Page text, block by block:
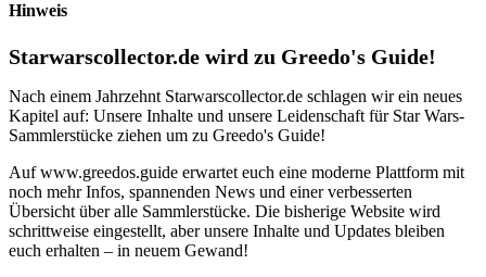
Hinweis
Starwarscollector.de wird zu Greedo's Guide!
Nach einem Jahrzehnt Starwarscollector.de schlagen wir ein neues
Kapitel auf: Unsere Inhalte und unsere Leidenschaft für Star Wars-
Sammlerstücke ziehen um zu Greedo's Guide!
Auf www.greedos.guide erwartet euch eine moderne Plattform mit
noch mehr Infos, spannenden News und einer verbesserten
Übersicht über alle Sammlerstücke. Die bisherige Website wird
schrittweise eingestellt, aber unsere Inhalte und Updates bleiben
euch erhalten – in neuem Gewand!